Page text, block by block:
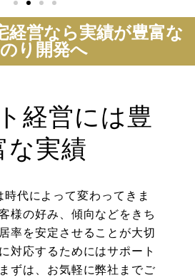
経営なら実績が豊富な
り開発へ
経営には豊
な実績
代によって変わってきま
様の好み、傾向などをきち
率を安定させることが大切
対応するためにはサポート
ずは、お気軽に弊社までご